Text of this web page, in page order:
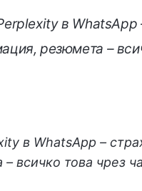
в WhatsApp
резюмета –
в WhatsApp –
всичко това чрез